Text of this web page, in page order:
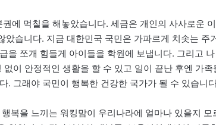
에 먹칠을 해놓았습니다. 세금은 개인의 사사로운 이
습니다. 지금 대한민국 국민은 가파르게 치솟는 주
을 쪼개 힘들게 아이들을 학원에 보냅니다. 그리고 나
이 안정적인 생활을 할 수 있고 일이 끝난 후엔 가족
. 그래야 국민이 행복한 건강한 국가가 될 수 있습니
복을 느끼는 워킹맘이 우리나라에 얼마나 있을지 모